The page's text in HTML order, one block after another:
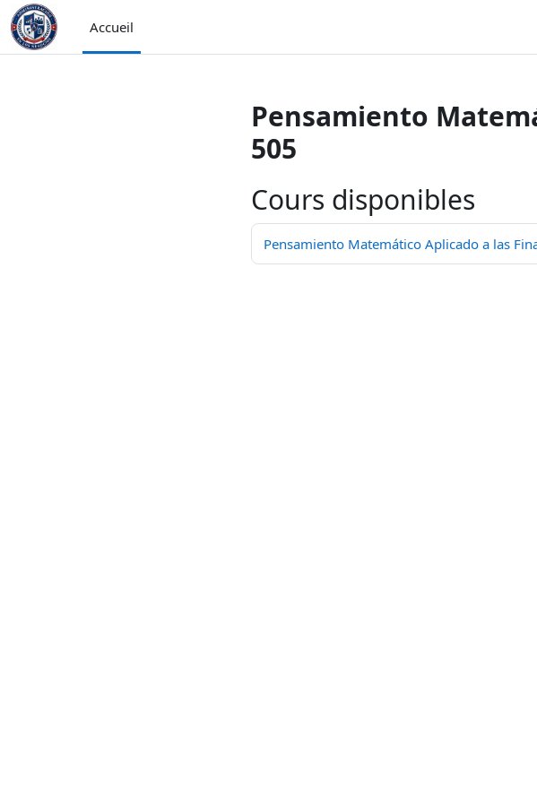
Passer au contenu principal
Accueil
Pensamiento
505
Cours disponibles
Pensamiento Matemático Aplicado a las